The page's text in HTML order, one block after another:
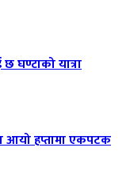
घण्टाको यात्रा
आयो हप्तामा एकपटक